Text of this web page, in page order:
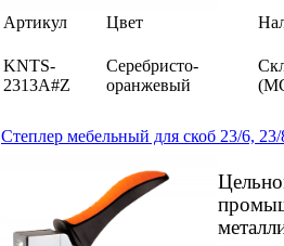
Артикул Цвет
KNTS-
2313A#Z
Серебристо-
оранжевый
Степлер мебельный для скоб 23/6,